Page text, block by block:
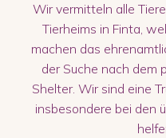
Wir vermitteln alle
Tierheims in Finta,
machen das
der Suche nach dem
Shelter. Wir sind eine
insbesondere bei den